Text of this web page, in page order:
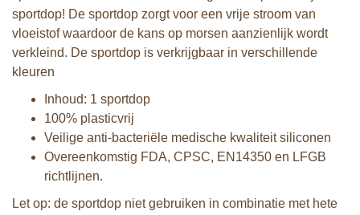
sportdop! De sportdop zorgt voor een vrije stroom van
vloeistof waardoor de kans op morsen aanzienlijk wordt
verkleind. De sportdop is verkrijgbaar in verschillende
kleuren
Inhoud: 1 sportdop
100% plasticvrij
Veilige anti-bacteriële medische kwaliteit siliconen
Overeenkomstig FDA, CPSC, EN14350 en LFGB
richtlijnen.
Let op: de sportdop niet gebruiken in combinatie met hete